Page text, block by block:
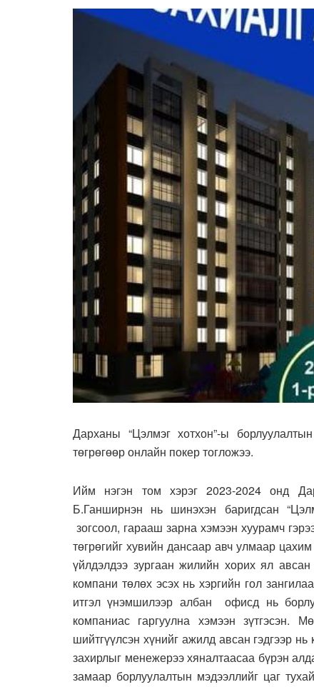
Дарханы “Цэлмэг хотхон”-ы
төгрөгөөр онлайн покер тогложээ.
Ийм нэгэн том хэрэг 2023-2024 онд
Б.Ганширнэн нь шинэхэн баригдсан
зогсоол, гарааш зарна хэмээн хуурамч
төгрөгийг хувийн дансаар авч улмаар
үйлдэлдээ зургаан жилийн хорих ял
компани төлөх эсэх нь хэргийн гол
итгэл үнэмшилээр албан офисд нь
компаниас гаргуулна хэмээн
шийтгүүлсэн хүнийг ажилд авсан гэдгээр
захирлыг менежерээ хяналтаасаа бүрэн
замаар борлуулалтын мэдээллийг цаг